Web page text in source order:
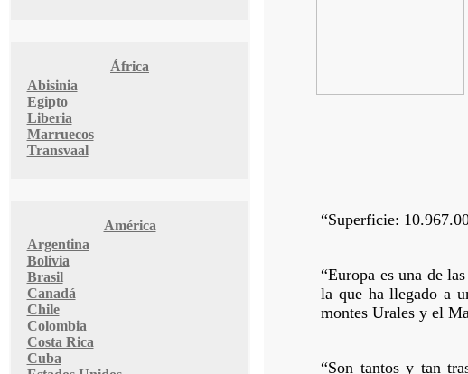
África
Abisinia
Egipto
Liberia
Marruecos
Transvaal
América
Argentina
Bolivia
Brasil
Canadá
Chile
Colombia
Costa Rica
Cuba
“Superficie:
“Europa es una de
la que ha llegado a
montes Urales y el
“Son tantos y tan